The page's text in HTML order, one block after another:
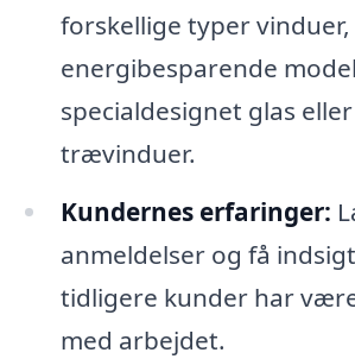
forskellige typer vinduer,
energibesparende
specialdesignet glas
trævinduer.
Kundernes erfaringer:
anmeldelser og få
tidligere kunder har
med arbejdet.